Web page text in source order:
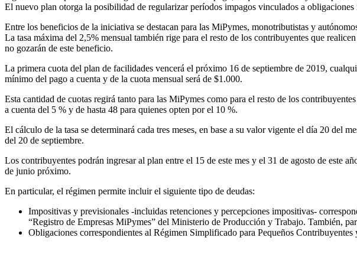
El nuevo plan otorga la posibilidad de regularizar períodos impagos vinculados a
Entre los beneficios de la iniciativa se destacan para las MiPymes, monotributistas y
La tasa máxima del 2,5% mensual también rige para el resto de los contribuyentes que
no gozarán de este beneficio.
La primera cuota del plan de facilidades vencerá el próximo 16 de septiembre de 2019,
mínimo del pago a cuenta y de la cuota mensual será de $1.000.
Esta cantidad de cuotas regirá tanto para las MiPymes como para el resto de los
a cuenta del 5 % y de hasta 48 para quienes opten por el 10 %.
El cálculo de la tasa se determinará cada tres meses, en base a su valor vigente el día 20 del
del 20 de septiembre.
Los contribuyentes podrán ingresar al plan entre el 15 de este mes y el 31 de agosto de este
de junio próximo.
En particular, el régimen permite incluir el siguiente tipo de deudas:
Impositivas y previsionales -incluidas retenciones y percepciones impositivas-
“Registro de Empresas MiPymes” del Ministerio de Producción y Trabajo. También,
Obligaciones correspondientes al Régimen Simplificado para Pequeños